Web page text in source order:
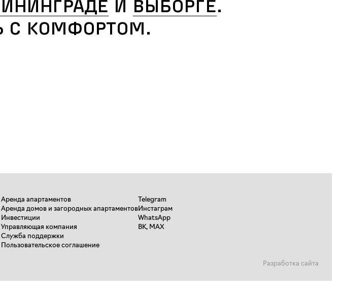
И ВЫБОРГЕ.
С
КОМФОРТОМ.
Аренда апартаментов
Аренда домов и загородных апартаментов
Инвестиции
Управляющая компания
Служба поддержки
Пользовательское соглашение
Telegram
Инстаграм
WhatsApp
ВК, MAX
Разработка сайта